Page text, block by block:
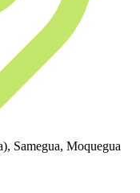
Samegua, Moquegua